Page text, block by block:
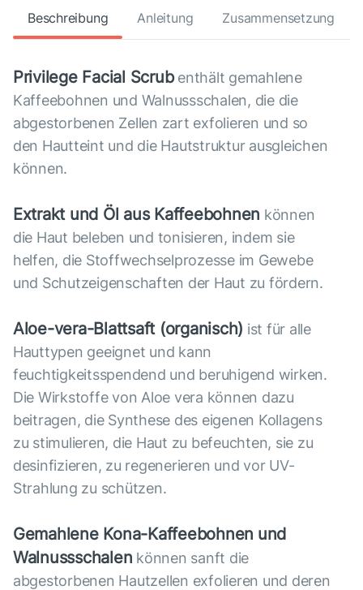
Beschreibung Anleitung Zusammensetzung
Privilege Facial Scrubenthält gemahlene
Kaffeebohnen und Walnussschalen, die die
abgestorbenen Zellen zart exfolieren und so
den Hautteint und die Hautstruktur ausgleichen
können.
Extrakt und Öl aus Kaffeebohnen können
die Haut beleben und tonisieren, indem sie
helfen, die Stoffwechselprozesse im Gewebe
und Schutzeigenschaften der Haut zu fördern.
Aloe-vera-Blattsaft (organisch) ist für alle
Hauttypen geeignet und kann
feuchtigkeitsspendend und beruhigend wirken.
Die Wirkstoffe von Aloe vera können dazu
beitragen, die Synthese des eigenen Kollagens
zu stimulieren, die Haut zu befeuchten, sie zu
desinfizieren, zu regenerieren und vor UV-
Strahlung zu schützen.
Gemahlene Kona-Kaffeebohnen und
Walnussschalen können sanft die
abgestorbenen Hautzellen exfolieren und deren